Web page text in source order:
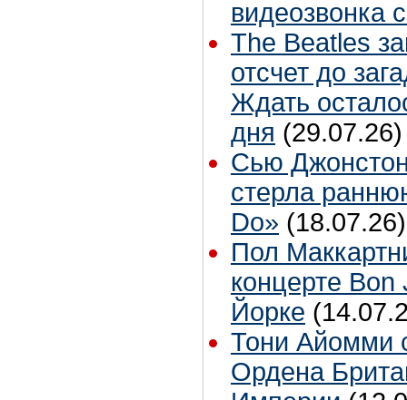
видеозвонка
The Beatles
отсчет до
Ждать
дня (29.07.26)
Сью
стерла
Do» (18.07.26)
Пол
концерте
Йорке
Тони Айомми
Ордена